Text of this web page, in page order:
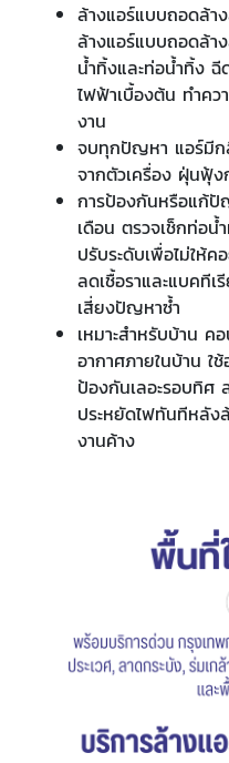
ล้างแอร์แบบถอดล้า
ล้างแอร์แบบถอดล้า
น้ำทิ้งและท่อน้ำทิ้ง ฉี
ไฟฟ้าเบื้องต้น ทำคว
งาน
จบทุกปัญหา แอร์มีก
จากตัวเครื่อง ฝุ่นฟุ้
การป้องกันหรือแก้
เดือน ตรวจเช็กท่อ
ปรับระดับเพื่อไม่ให้
ลดเชื้อราและแบคที
เสี่ยงปัญหาซ้ำ
เหมาะสำหรับบ้าน ค
อากาศภายในบ้าน
ป้องกันเลอะรอบทิศ
ประหยัดไฟทันทีหลัง
งานค้าง